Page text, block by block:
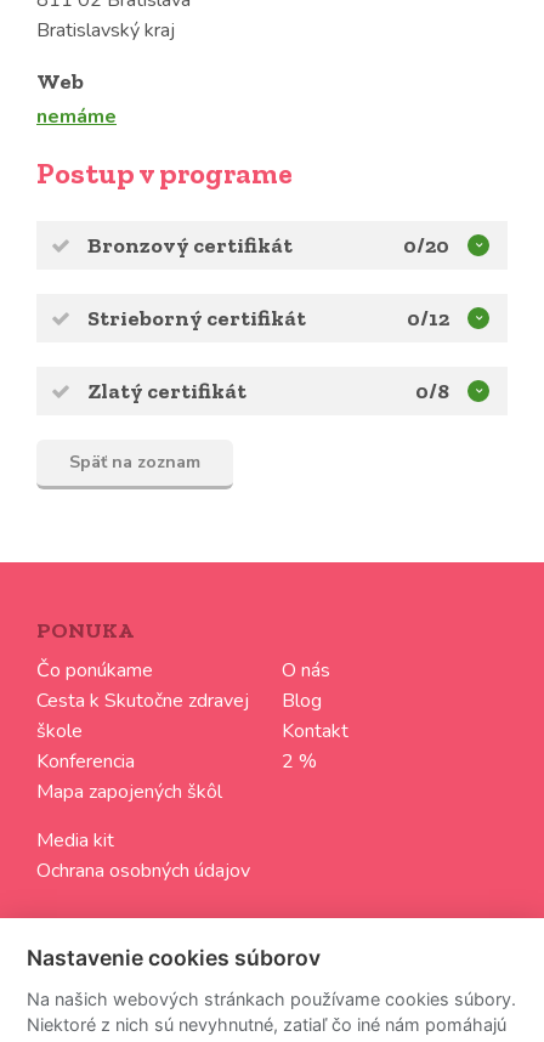
Bratislavský kraj
Web
nemáme
Postup v programe
Bronzový certifikát 0/20
Strieborný certifikát 0/12
Zlatý certifikát 0/8
Späť na zoznam
PONUKA
Čo ponúkame
Cesta k Skutočne zdravej
škole
Konferencia
Mapa zapojených škôl
O nás
Blog
Kontakt
2 %
Media kit
Ochrana osobných údajov
Nastavenie cookies súborov
Na našich webových stránkach používame cookies súbory.
Niektoré z nich sú nevyhnutné, zatiaľ čo iné nám pomáhajú